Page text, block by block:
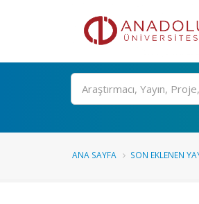
Ara
ANA SAYFA SON EKLENEN